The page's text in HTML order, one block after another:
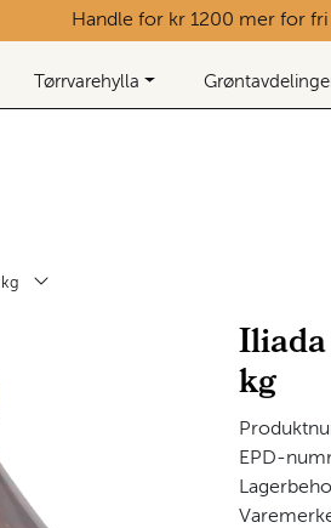
Handle for kr 1200 mer for fri
Tørrvarehylla
kg
EPD-